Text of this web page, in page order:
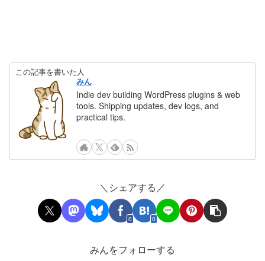
この記事を書いた人
みん
Indie dev building WordPress plugins & web
tools. Shipping updates, dev logs, and
practical tips.
＼シェアする／
0 0
みんをフォローする